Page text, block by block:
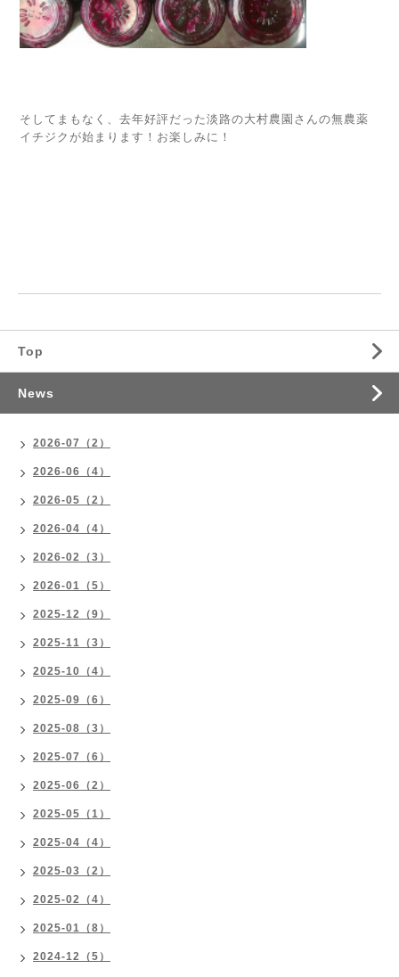
そしてまもなく、去年好評だった淡路の大村農園さんの無農薬
イチジクが始まります！お楽しみに！
Top
News
2026-07（2）
2026-06（4）
2026-05（2）
2026-04（4）
2026-02（3）
2026-01（5）
2025-12（9）
2025-11（3）
2025-10（4）
2025-09（6）
2025-08（3）
2025-07（6）
2025-06（2）
2025-05（1）
2025-04（4）
2025-03（2）
2025-02（4）
2025-01（8）
2024-12（5）